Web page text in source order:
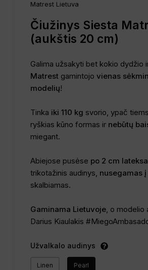
Matrest Lietuva
Čiužinys Siesta
(aukštis 20 cm)
Galima užsakyti bet kokio dydžio
Matrest gamintojo vienas
modelių!
Tinka iki 110 kg svorio, ypač
ryškias kūno formas ir nebūtų
miegant.
Abiejose pusėse po 2 cm
trikotažinis audinys, nusegamas
skalbiamas.
Gaminama Lietuvoje, o modelio
Darius Kiaulakis
Užvalkalo audinys
Linen Pearl